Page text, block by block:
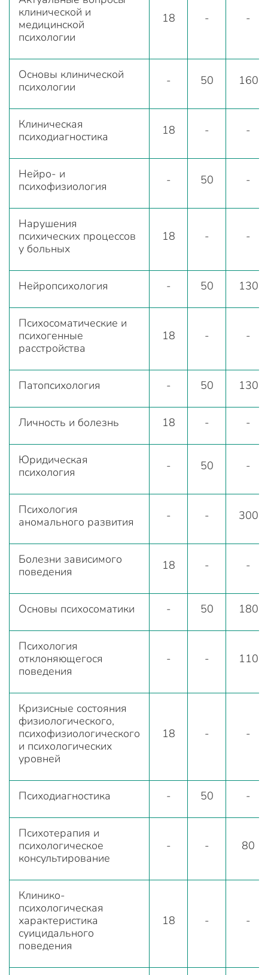
клинической и
медицинской
психологии
18 - -
Основы клинической
психологии
- 50 160
Клиническая
психодиагностика
18 - -
Нейро- и
психофизиология
- 50 -
Нарушения
психических процессов
у больных
18 - -
Нейропсихология - 50 130
Психосоматические и
психогенные
расстройства
18 - -
Патопсихология - 50 130
Личность и болезнь 18 - -
Юридическая
психология
- 50 -
Психология
аномального развития
- - 300
Болезни зависимого
поведения
18 - -
Основы психосоматики - 50 180
Психология
отклоняющегося
поведения
- - 110
Кризисные состояния
физиологического,
психофизиологического
и психологических
уровней
18 - -
Психодиагностика - 50 -
Психотерапия и
психологическое
консультирование
- - 80
Клинико-
психологическая
характеристика
суицидального
поведения
18 - -